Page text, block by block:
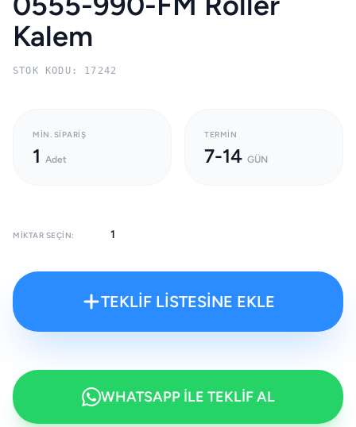
Kalem
STOK KODU: 17242
MIN. SIPARIŞ
1 Adet
TERMIN
7-14 GÜN
MIKTAR SEÇIN:
TEKLİF LİSTESİNE EKLE
WHATSAPP İLE TEKLİF AL